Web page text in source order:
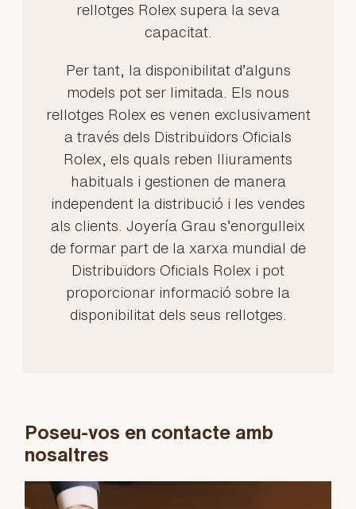
rellotges Rolex supera la seva
capacitat.
Per tant, la disponibilitat d’alguns
models pot ser limitada. Els nous
rellotges Rolex es venen exclusivament
a través dels Distribuïdors Oficials
Rolex, els quals reben lliuraments
habituals i gestionen de manera
independent la distribució i les vendes
als clients. Joyería Grau s’enorgulleix
de formar part de la xarxa mundial de
Distribuïdors Oficials Rolex i pot
proporcionar informació sobre la
disponibilitat dels seus rellotges.
Poseu-vos en contacte amb
nosaltres